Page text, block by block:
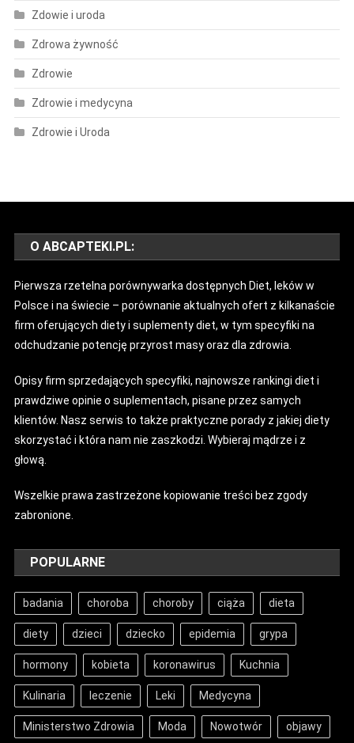
Zdowie i uroda
Zdrowa żywność
Zdrowie
Zdrowie i medycyna
Zdrowie i Uroda
O ABCAPTEKI.PL:
Pierwsza rzetelna porównywarka dostępnych Diet, leków w
Polsce i na świecie – porównanie aktualnych ofert z kilkanaście
firm oferujących diety i suplementy diet, w tym specyfiki na
odchudzanie potencję przyrost masy oraz dla zdrowia.
Opisy firm sprzedających specyfiki, najnowsze rankingi diet i
prawdziwe opinie o suplementach, pisane przez samych
klientów. Nasz serwis to także praktyczne porady z jakiej diety
skorzystać i która nam nie zaszkodzi. Wybieraj mądrze i z
głową.
Wszelkie prawa zastrzeżone kopiowanie treści bez zgody
zabronione.
POPULARNE
badania choroba choroby ciąża dieta
diety dzieci dziecko epidemia grypa
hormony kobieta koronawirus Kuchnia
Kulinaria leczenie Leki Medycyna
Ministerstwo Zdrowia Moda Nowotwór objawy